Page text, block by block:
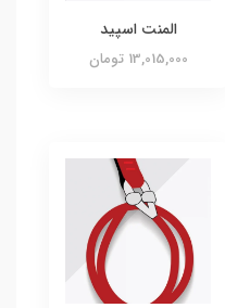
المنت اسپید
13,015,000 تومان